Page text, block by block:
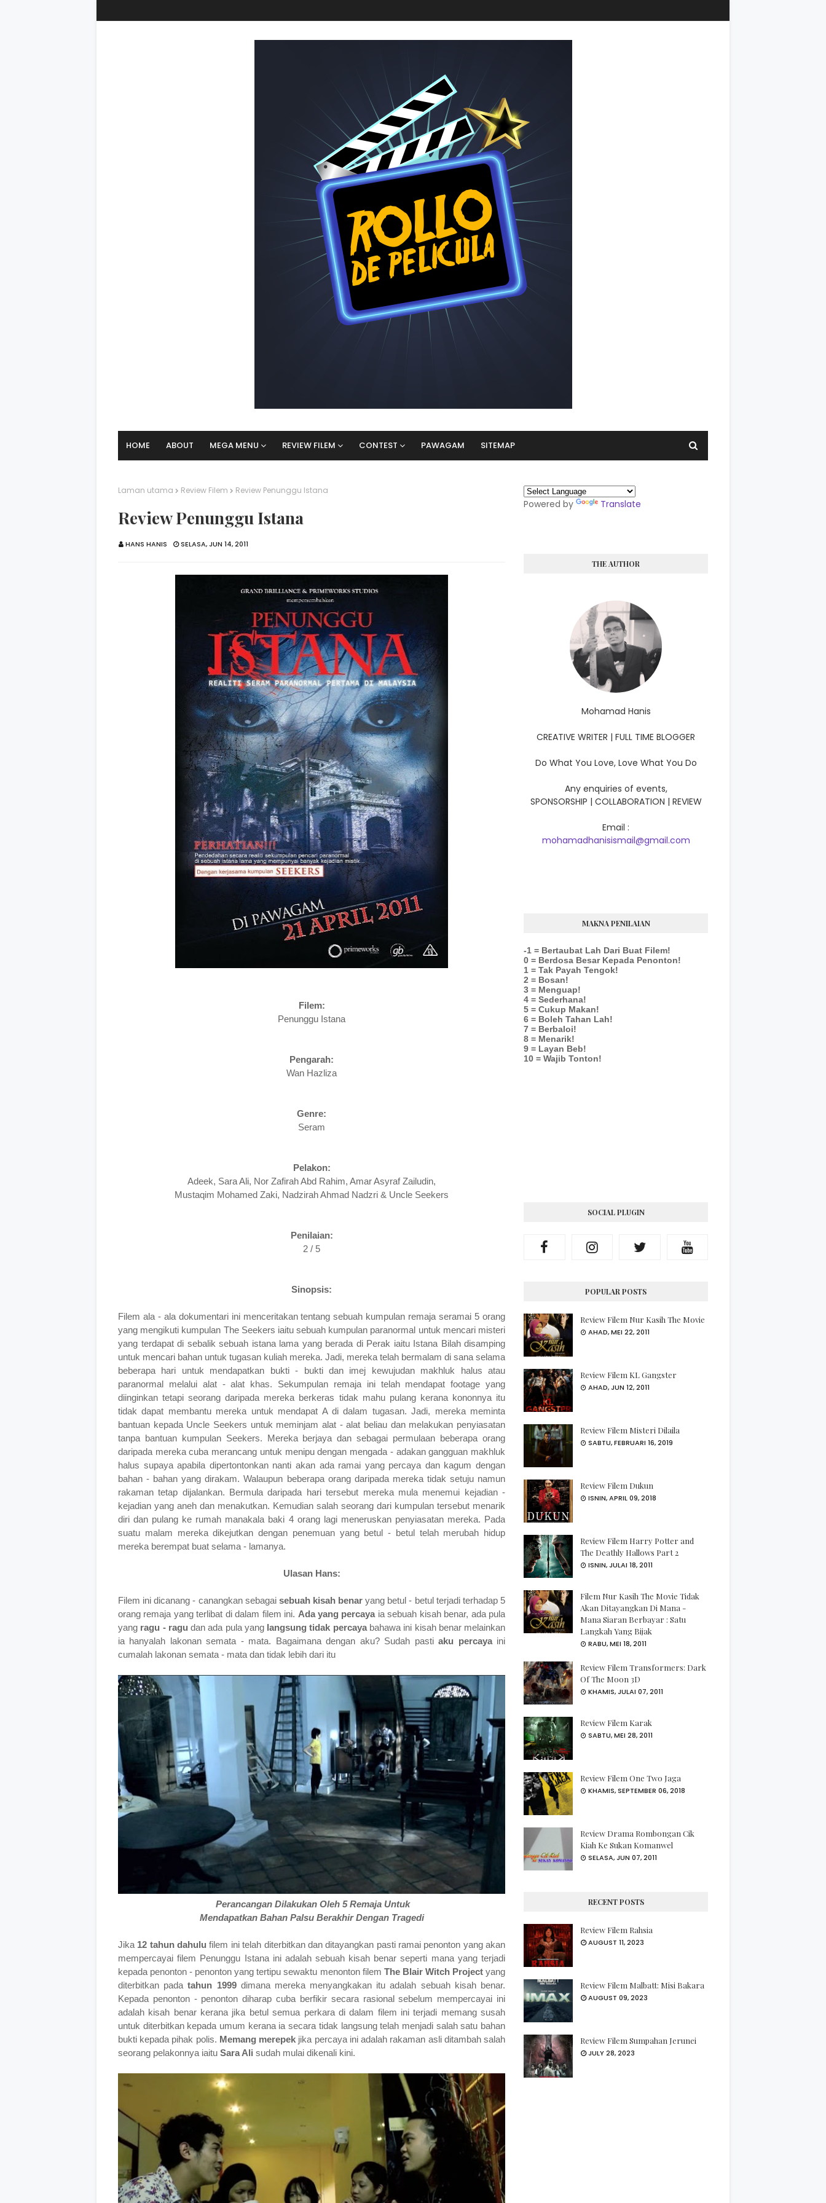
HOME ABOUT MEGA MENU REVIEW FILEM CONTEST PAWAGAM SITEMAP
Laman utama Review Filem Review Penunggu Istana
Review Penunggu Istana
HANS HANIS SELASA, JUN 14, 2011
Filem:
Penunggu Istana
Pengarah:
Wan Hazliza
Genre:
Seram
Pelakon:
Adeek, Sara Ali, Nor Zafirah Abd Rahim, Amar Asyraf Zailudin,
Mustaqim Mohamed Zaki, Nadzirah Ahmad Nadzri & Uncle Seekers
Penilaian:
2 / 5
Sinopsis:
Filem ala - ala dokumentari ini menceritakan tentang sebuah kumpulan remaja seramai 5 orang
yang mengikuti kumpulan The Seekers iaitu sebuah kumpulan paranormal untuk mencari misteri
yang terdapat di sebalik sebuah istana lama yang berada di Perak iaitu Istana Bilah disamping
untuk mencari bahan untuk tugasan kuliah mereka. Jadi, mereka telah bermalam di sana selama
beberapa hari untuk mendapatkan bukti - bukti dan imej kewujudan makhluk halus atau
paranormal melalui alat - alat khas. Sekumpulan remaja ini telah mendapat footage yang
diinginkan tetapi seorang daripada mereka berkeras tidak mahu pulang kerana kononnya itu
tidak dapat membantu mereka untuk mendapat A di dalam tugasan. Jadi, mereka meminta
bantuan kepada Uncle Seekers untuk meminjam alat - alat beliau dan melakukan penyiasatan
tanpa bantuan kumpulan Seekers. Mereka berjaya dan sebagai permulaan beberapa orang
daripada mereka cuba merancang untuk menipu dengan mengada - adakan gangguan makhluk
halus supaya apabila dipertontonkan nanti akan ada ramai yang percaya dan kagum dengan
bahan - bahan yang dirakam. Walaupun beberapa orang daripada mereka tidak setuju namun
rakaman tetap dijalankan. Bermula daripada hari tersebut mereka mula menemui kejadian -
kejadian yang aneh dan menakutkan. Kemudian salah seorang dari kumpulan tersebut menarik
diri dan pulang ke rumah manakala baki 4 orang lagi meneruskan penyiasatan mereka. Pada
suatu malam mereka dikejutkan dengan penemuan yang betul - betul telah merubah hidup
mereka berempat buat selama - lamanya.
Ulasan Hans:
Filem ini dicanang - canangkan sebagaisebuah kisah benar yang betul - betul terjadi terhadap 5
orang remaja yang terlibat di dalam filem ini. Ada yang percaya ia sebuah kisah benar, ada pula
yang ragu - ragu dan ada pula yanglangsung tidak percayabahawa ini kisah benar melainkan
ia hanyalah lakonan semata - mata. Bagaimana dengan aku? Sudah pastiaku percayaini
cumalah lakonan semata - mata dan tidak lebih dari itu
Perancangan Dilakukan Oleh 5 Remaja Untuk
Mendapatkan Bahan Palsu Berakhir Dengan Tragedi
Jika 12 tahun dahulu filem ini telah diterbitkan dan ditayangkan pasti ramai penonton yang akan
mempercayai filem Penunggu Istana ini adalah sebuah kisah benar seperti mana yang terjadi
kepada penonton - penonton yang tertipu sewaktu menonton filem The Blair Witch Projectyang
diterbitkan padatahun 1999 dimana mereka menyangkakan itu adalah sebuah kisah benar.
Kepada penonton - penonton diharap cuba berfikir secara rasional sebelum mempercayai ini
adalah kisah benar kerana jika betul semua perkara di dalam filem ini terjadi memang susah
untuk diterbitkan kepada umum kerana ia secara tidak langsung telah menjadi salah satu bahan
bukti kepada pihak polis. Memang merepek jika percaya ini adalah rakaman asli ditambah salah
seorang pelakonnya iaitu Sara Ali sudah mulai dikenali kini.
Powered by Translate
THE AUTHOR
Mohamad Hanis
CREATIVE WRITER | FULL TIME BLOGGER
Do What You Love, Love What You Do
Any enquiries of events,
SPONSORSHIP | COLLABORATION | REVIEW
Email :
mohamadhanisismail@gmail.com
MAKNA PENILAIAN
-1 = Bertaubat Lah Dari Buat Filem!
0 = Berdosa Besar Kepada Penonton!
1 = Tak Payah Tengok!
2 = Bosan!
3 = Menguap!
4 = Sederhana!
5 = Cukup Makan!
6 = Boleh Tahan Lah!
7 = Berbaloi!
8 = Menarik!
9 = Layan Beb!
10 = Wajib Tonton!
SOCIAL PLUGIN
POPULAR POSTS
Review Filem Nur Kasih The Movie
AHAD, MEI 22, 2011
Review Filem KL Gangster
AHAD, JUN 12, 2011
Review Filem Misteri Dilaila
SABTU, FEBRUARI 16, 2019
Review Filem Dukun
ISNIN, APRIL 09, 2018
Review Filem Harry Potter and
The Deathly Hallows Part 2
ISNIN, JULAI 18, 2011
Filem Nur Kasih The Movie Tidak
Akan Ditayangkan Di Mana -
Mana Siaran Berbayar : Satu
Langkah Yang Bijak
RABU, MEI 18, 2011
Review Filem Transformers: Dark
Of The Moon 3D
KHAMIS, JULAI 07, 2011
Review Filem Karak
SABTU, MEI 28, 2011
Review Filem One Two Jaga
KHAMIS, SEPTEMBER 06, 2018
Review Drama Rombongan Cik
Kiah Ke Sukan Komanwel
SELASA, JUN 07, 2011
RECENT POSTS
Review Filem Rahsia
AUGUST 11, 2023
Review Filem Malbatt: Misi Bakara
AUGUST 09, 2023
Review Filem Sumpahan Jerunei
JULY 28, 2023